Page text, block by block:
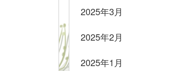
2025年3月
2025年2月
2025年1月